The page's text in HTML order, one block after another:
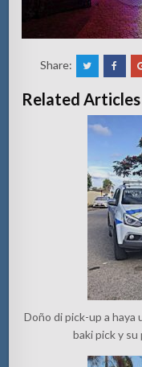
Share:
Related Articles
Doño di pick-up a haya
baki pick y su